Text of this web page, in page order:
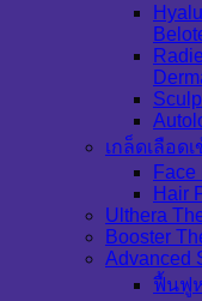
เกล็ดเลือด
Face
Hair
Ulthera
Booster
Advanced
ฟื้นฟู